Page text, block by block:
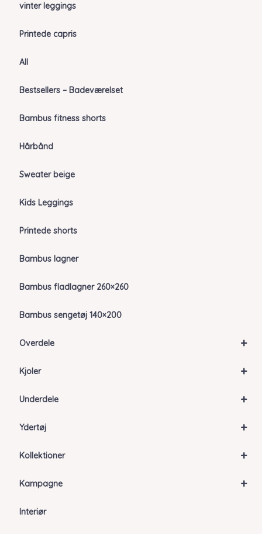
vinter leggings
Printede capris
All
Bestsellers – Badeværelset
Bambus fitness shorts
Hårbånd
Sweater beige
Kids Leggings
Printede shorts
Bambus lagner
Bambus fladlagner 260×260
Bambus sengetøj 140×200
+
Overdele
+
Kjoler
+
Underdele
+
Ydertøj
+
Kollektioner
+
Kampagne
Interiør